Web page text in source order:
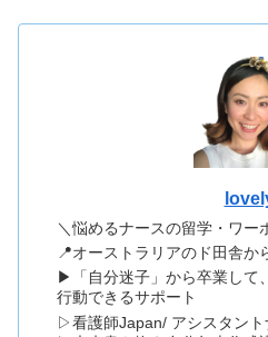
＼悩めるナースの留学・ワー
📍オーストラリアのド田舎か
▶「自分迷子」から卒業して
行動できるサポート
▷看護師Japan/ アシスタント